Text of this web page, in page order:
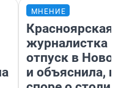
МНЕНИЕ
Красноярская
журналистка
отпуск в
и объяснила,